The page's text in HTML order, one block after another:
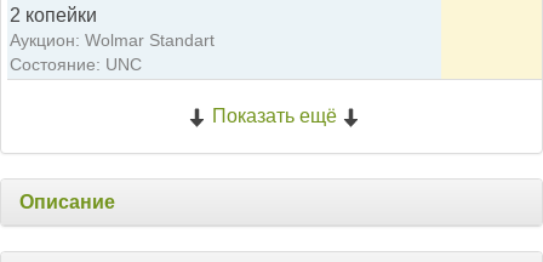
2 копейки
Аукцион: Wolmar Standart
Состояние: UNC
Показать ещё
Описание